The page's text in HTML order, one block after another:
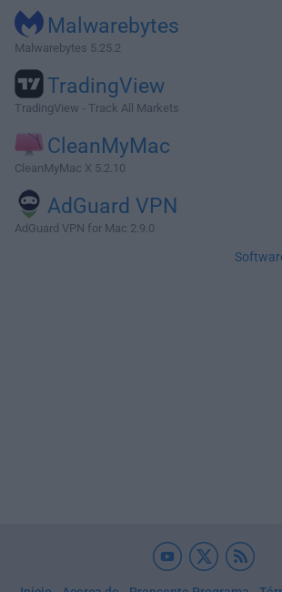
Malwarebytes
Malwarebytes 5.25.2
TradingView
TradingView - Track All Markets
CleanMyMac
CleanMyMac X 5.2.10
AdGuard VPN
AdGuard VPN for Mac 2.9.0